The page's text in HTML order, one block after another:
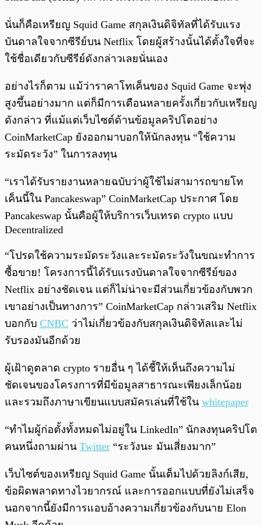
นั่นก็คือเหรียญ Squid Game สกุลเงินดิจิทัลที่ได้รับแรง
บันดาลใจจากซีรีย์บน Netflix โดยผู้สร้างนั้นได้ตั้งใจที่จะ
ใช้ชื่อเดียวกับซีรีย์ดังกล่าวเลยนั่นเอง
อย่างไรก็ตาม แม้ว่าราคาโทเค็นของ Squid Game จะพุ่ง
สูงขึ้นอย่างมาก แต่ก็มีการเตือนหลายครั้งเกี่ยวกับเหรียญ
ดังกล่าว ที่แม้แต่เว็บไซต์ด้านข้อมูลคริปโตอย่าง
CoinMarketCap ยังออกมาบอกให้นักลงทุน “ใช้ความ
ระมัดระวัง” ในการลงทุน
“เราได้รับรายงานหลายฉบับว่าผู้ใช้ไม่สามารถขายโท
เค็นนี้ใน Pancakeswap” CoinMarketCap ประกาศ โดย
Pancakeswap นั้นคือผู้ให้บริการเว็บเทรด crypto แบบ
Decentralized
“โปรดใช้ความระมัดระวังและระมัดระวังในขณะทำการ
ซื้อขาย! โครงการนี้ได้รับแรงบันดาลใจจากซีรีย์ของ
Netflix อย่างชัดเจน แต่ก็ไม่น่าจะมีส่วนเกี่ยวข้องกับพวก
เขาอย่างเป็นทางการ” CoinMarketCap กล่าวเสริม Netflix
บอกกับ CNBC ว่าไม่เกี่ยวข้องกับสกุลเงินดิจิทัลและไม่
รับรองมันอีกด้วย
ผู้เฝ้าดูตลาด crypto รายอื่น ๆ ได้ชี้ให้เห็นถึงความไม่
ชัดเจนของโครงการที่มีข้อมูลสาธารณะเพียงเล็กน้อย
และรวมถึงภาษาเขียนแบบสมัครเล่นที่ใช้ใน whitepaper
“ทำไมผู้ก่อตั้งทั้งหมดไม่อยู่ใน LinkedIn” นักลงทุนคริปโต
คนหนึ่งถามผ่าน Twitter “ระวังนะ มันเสี่ยงมาก”
เว็บไซต์ของเหรียญ Squid Game นั้นเต็มไปด้วยลิงก์เสีย,
ข้อผิดพลาดทางไวยากรณ์ และการออกแบบที่ยังไม่เสร็จ
นอกจากนี้ยังมีการแอบอ้างความเกี่ยวข้องกับนาย Elon